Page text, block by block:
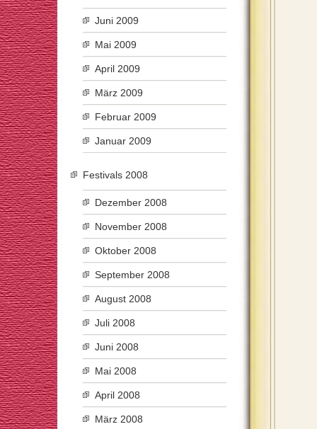
Juni 2009
Mai 2009
April 2009
März 2009
Februar 2009
Januar 2009
Festivals 2008
Dezember 2008
November 2008
Oktober 2008
September 2008
August 2008
Juli 2008
Juni 2008
Mai 2008
April 2008
März 2008